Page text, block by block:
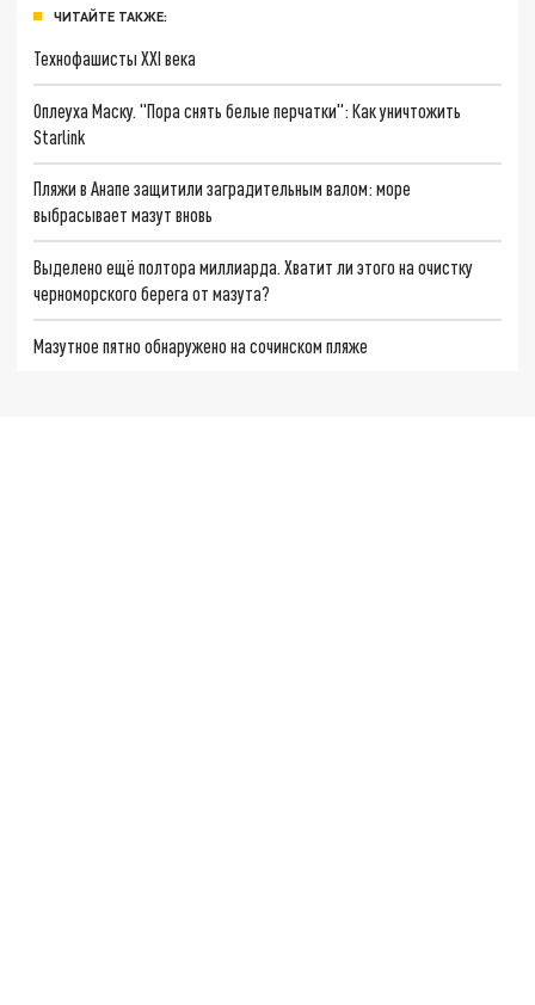
ЧИТАЙТЕ ТАКЖЕ:
Технофашисты XXI века
Оплеуха Маску. "Пора снять белые перчатки": Как уничтожить
Starlink
Пляжи в Анапе защитили заградительным валом: море
выбрасывает мазут вновь
Выделено ещё полтора миллиарда. Хватит ли этого на очистку
черноморского берега от мазута?
Мазутное пятно обнаружено на сочинском пляже